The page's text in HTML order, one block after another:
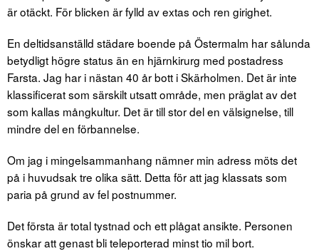
är otäckt. För blicken är fylld av extas och ren girighet.
En deltidsanställd städare boende på Östermalm har sålunda
betydligt högre status än en hjärnkirurg med postadress
Farsta. Jag har i nästan 40 år bott i Skärholmen. Det är inte
klassificerat som särskilt utsatt område, men präglat av det
som kallas mångkultur. Det är till stor del en välsignelse, till
mindre del en förbannelse.
Om jag i mingelsammanhang nämner min adress möts det
på i huvudsak tre olika sätt. Detta för att jag klassats som
paria på grund av fel postnummer.
Det första är total tystnad och ett plågat ansikte. Personen
önskar att genast bli teleporterad minst tio mil bort.